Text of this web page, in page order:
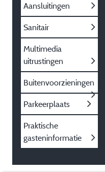
Aansluitingen
Sanitair
Multimedia
uitrustingen
Buitenvoorzieningen
Parkeerplaats
Praktische
gasteninformatie